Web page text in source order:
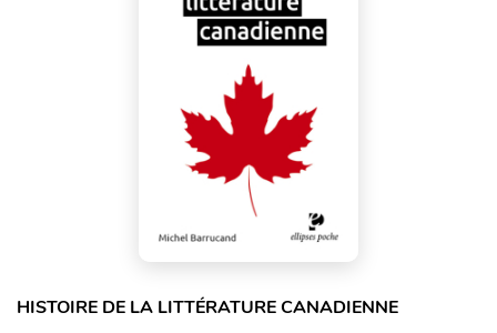
HISTOIRE DE LA LITTÉRATURE CANADIENNE